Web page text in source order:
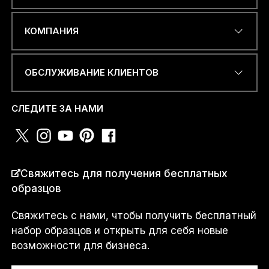
W
H
A
T
A
P
*
m
Я...
КОМПАНИЯ
ОБСЛУЖИВАНИЕ КЛИЕНТОВ
СЛЕДИТЕ ЗА НАМИ
Свяжитесь для получения бесплатных
образцов
Свяжитесь с нами, чтобы получить бесплатный
набор образцов и открыть для себя новые
возможности для бизнеса.